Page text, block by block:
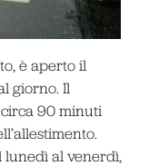
è aperto il
giorno. Il
90 minuti
lunedì al venerdì,